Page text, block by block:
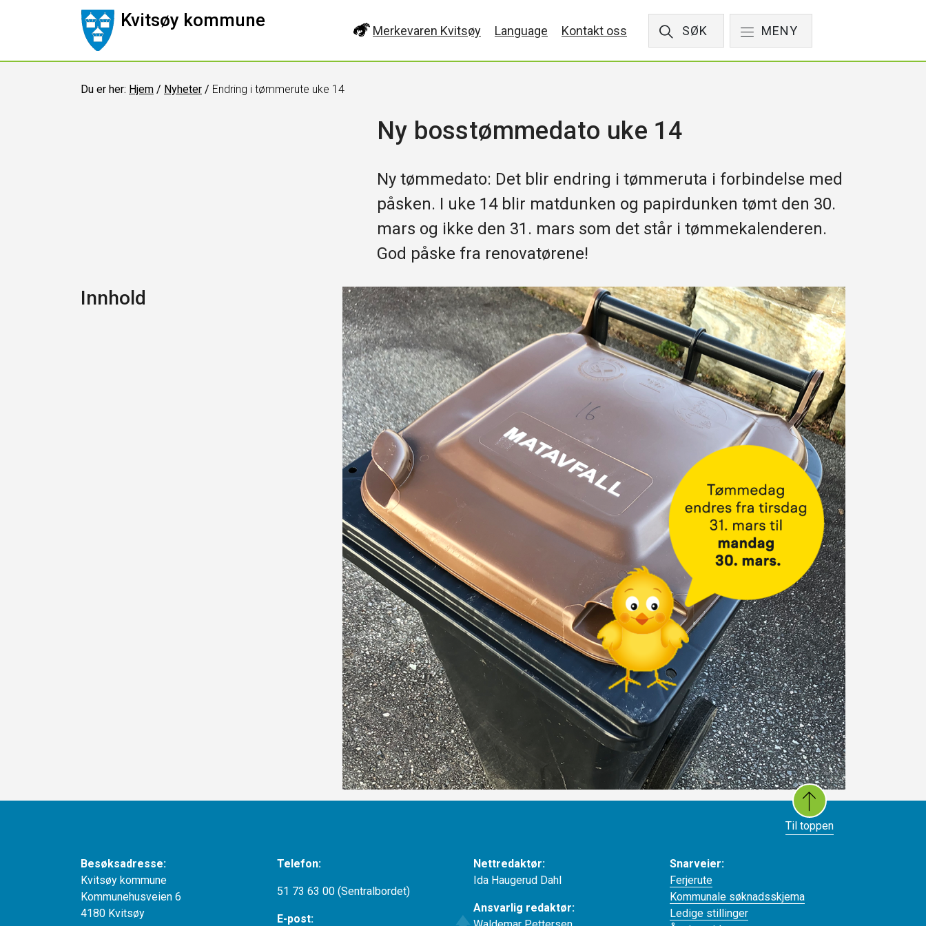
Kvitsøy kommune Merkevaren Kvitsøy Language Kontakt oss SØK MENY
Du er her: Hjem / Nyheter / Endring i tømmerute uke 14
Ny bosstømmedato uke 14
Ny tømmedato: Det blir endring i tømmeruta i forbindelse med
påsken. I uke 14 blir matdunken og papirdunken tømt den 30.
mars og ikke den 31. mars som det står i tømmekalenderen.
God påske fra renovatørene!
Innhold
Til toppen
Besøksadresse:
Kvitsøy kommune
Kommunehusveien 6
4180 Kvitsøy
Telefon:
51 73 63 00 (Sentralbordet)
E-post:
Nettredaktør:
Ida Haugerud Dahl
Ansvarlig redaktør:
Snarveier:
Ferjerute
Kommunale søknadsskjema
Ledige stillinger